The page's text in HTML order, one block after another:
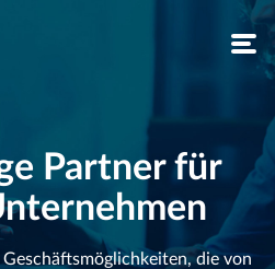
Partner für
die von